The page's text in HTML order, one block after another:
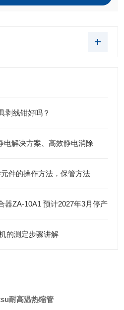
剥线钳好吗？
电解决方案、高效静电消除
件的操作方法，保管方法
器ZA-10A1 预计2027年3月停产
的测定步骤讲解
耐高温热缩管